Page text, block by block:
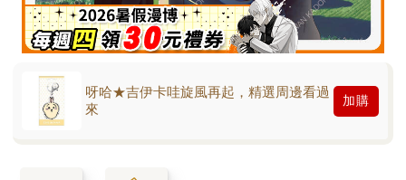
呀哈★吉伊卡哇旋風再起，精選周邊看過
來
加購